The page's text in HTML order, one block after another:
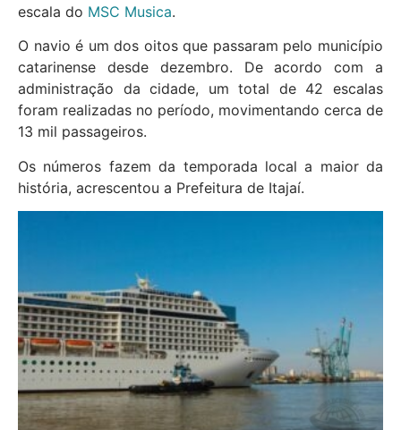
escala do MSC Musica.
O navio é um dos oitos que passaram pelo município
catarinense desde dezembro. De acordo com a
administração da cidade, um total de 42 escalas
foram realizadas no período, movimentando cerca de
13 mil passageiros.
Os números fazem da temporada local a maior da
história, acrescentou a Prefeitura de Itajaí.